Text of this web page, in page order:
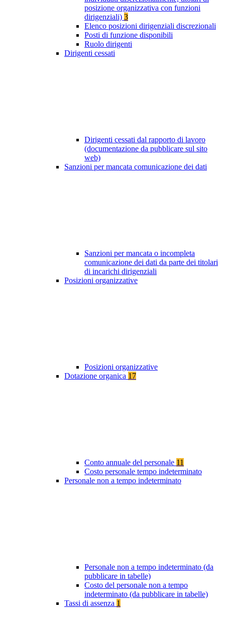
posizione organizzativa con funzioni
dirigenziali) 3
Elenco posizioni dirigenziali discrezionali
Posti di funzione disponibili
Ruolo dirigenti
Dirigenti cessati
Dirigenti cessati dal rapporto di lavoro
(documentazione da pubblicare sul sito
web)
Sanzioni per mancata comunicazione dei dati
Sanzioni per mancata o incompleta
comunicazione dei dati da parte dei titolari
di incarichi dirigenziali
Posizioni organizzative
Posizioni organizzative
Dotazione organica 17
Conto annuale del personale 11
Costo personale tempo indeterminato
Personale non a tempo indeterminato
Personale non a tempo indeterminato (da
pubblicare in tabelle)
Costo del personale non a tempo
indeterminato (da pubblicare in tabelle)
Tassi di assenza 1